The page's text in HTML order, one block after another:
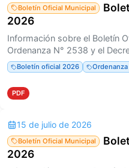
Boletín Oficial Municipal
2026
Información sobre el Boletín
Ordenanza N° 2538 y el
Boletín oficial 2026
PDF
15 de julio de 2026
Boletín Oficial Municipal
2026